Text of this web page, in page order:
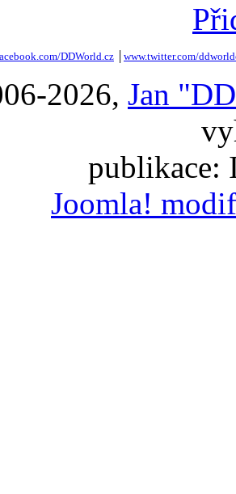
DDWorld.cz www.twitter.com/
2026, Jan
publikace:
Joomla!